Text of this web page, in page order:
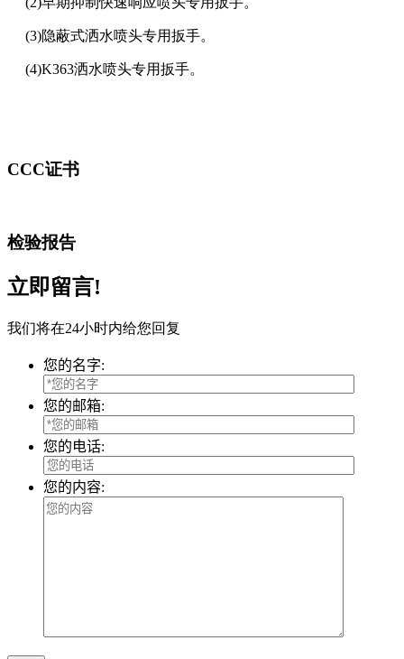
(3)隐蔽式洒水喷头专用扳手。
(4)K363洒水喷头专用扳手。
CCC证书
检验报告
立即留言!
我们将在24小时内给您回复
您的名字:
您的邮箱:
您的电话:
您的内容: